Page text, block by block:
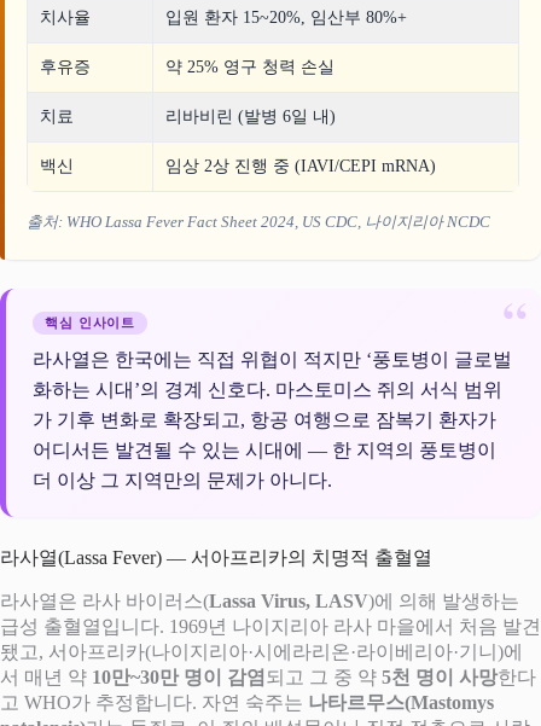
치사율 입원 환자 15~20%, 임산부 80%+
후유증 약 25% 영구 청력 손실
치료 리바비린 (발병 6일 내)
백신 임상 2상 진행 중 (IAVI/CEPI mRNA)
출처: WHO Lassa Fever Fact Sheet 2024, US CDC, 나이지리아 NCDC
핵심 인사이트
라사열은 한국에는 직접 위협이 적지만 ‘풍토병이 글로벌
화하는 시대’의 경계 신호다. 마스토미스 쥐의 서식 범위
가 기후 변화로 확장되고, 항공 여행으로 잠복기 환자가
어디서든 발견될 수 있는 시대에 — 한 지역의 풍토병이
더 이상 그 지역만의 문제가 아니다.
라사열(Lassa Fever) — 서아프리카의 치명적 출혈열
라사열은 라사 바이러스(Lassa Virus, LASV)에 의해 발생하는
급성 출혈열입니다. 1969년 나이지리아 라사 마을에서 처음 발견
됐고, 서아프리카(나이지리아·시에라리온·라이베리아·기니)에
서 매년 약 10만~30만 명이 감염 되고 그 중 약 5천 명이 사망한다
고 WHO가 추정합니다. 자연 숙주는 나타르무스(Mastomys